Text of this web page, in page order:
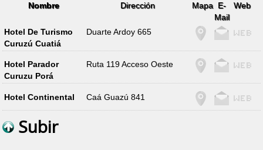
Nombre Dirección Mapa E-
Mail
Web
Hotel De Turismo
Curuzú Cuatiá
Duarte Ardoy 665
Hotel Parador
Curuzu Porá
Ruta 119 Acceso Oeste
Hotel Continental Caá Guazú 841
Subir